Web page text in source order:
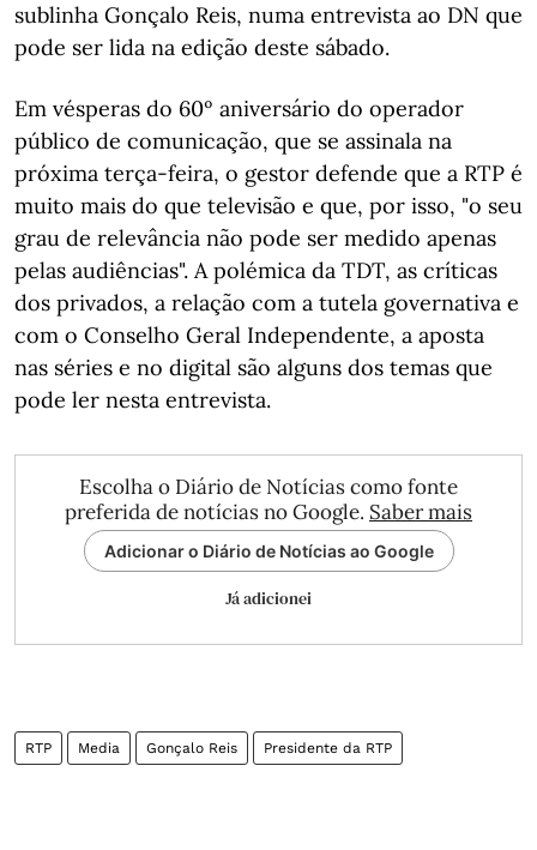
sublinha Gonçalo Reis, numa entrevista ao DN que
pode ser lida na edição deste sábado.
Em vésperas do 60º aniversário do operador
público de comunicação, que se assinala na
próxima terça-feira, o gestor defende que a RTP é
muito mais do que televisão e que, por isso, "o seu
grau de relevância não pode ser medido apenas
pelas audiências". A polémica da TDT, as críticas
dos privados, a relação com a tutela governativa e
com o Conselho Geral Independente, a aposta
nas séries e no digital são alguns dos temas que
pode ler nesta entrevista.
Escolha o Diário de Notícias como fonte
preferida de notícias no Google. Saber mais
Adicionar o Diário de Notícias ao Google
Já adicionei
RTP Media Gonçalo Reis Presidente da RTP